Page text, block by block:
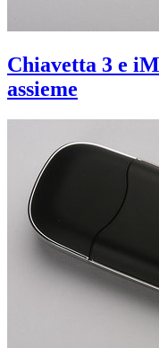
Chiavetta 3 e
assieme